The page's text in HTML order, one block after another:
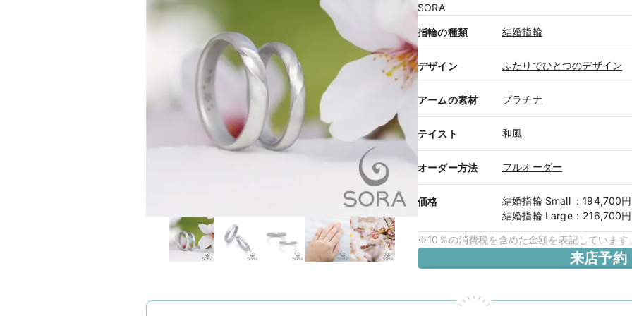
SORA
指輪の種類 結婚指輪
デザイン ふたりでひとつのデザイン
アームの素材 プラチナ
テイスト 和風
オーダー方法 フルオーダー
価格 結婚指輪 Small ：194,700
結婚指輪 Large ： 216,700
※10％の消費税を含めた金額を表記しています。
来店予約